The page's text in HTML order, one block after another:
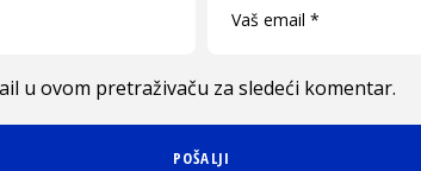
u ovom pretraživaču za sledeći komentar.